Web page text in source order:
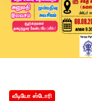
வீடியோ ஸ்டோரி